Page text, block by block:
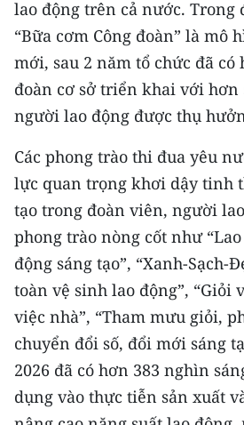
ENGLISH
中文
FRANÇAIS
ESPAÑOL
한국어
lao động trên cả nước. Trong
“Bữa cơm Công đoàn” là mô
mới, sau 2 năm tổ chức đã
đoàn cơ sở triển khai với
người lao động được thụ
Các phong trào thi đua yêu
lực quan trọng khơi dậy tinh
tạo trong đoàn viên, người
phong trào nòng cốt như
động sáng tạo”, “Xanh-Sạch-
toàn vệ sinh lao động”, “Giỏi
việc nhà”, “Tham mưu giỏi,
chuyển đổi số, đổi mới sáng
2026 đã có hơn 383 nghìn
dụng vào thực tiễn sản xuất